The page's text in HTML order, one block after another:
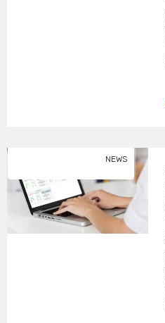
NEWS